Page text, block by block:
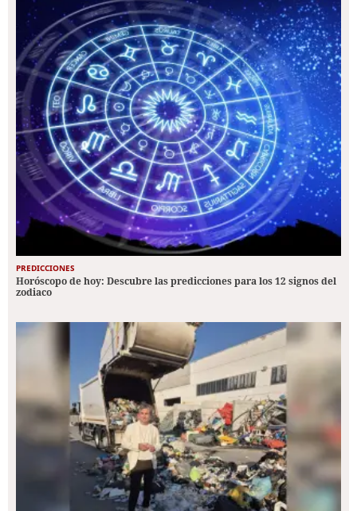
PREDICCIONES
Horóscopo de hoy: Descubre las predicciones para los 12 signos del
zodiaco